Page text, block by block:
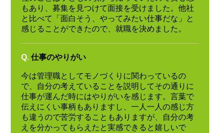
もあり、募集を見つけて面接を受けました。他社
と比べて「面白そう、やってみたい仕事だな」と
感じることができたので、就職を決めました。
Q. 仕事のやりがい
今は管理職としてモノづくりに関わっているの
で、自分の考えていることを説明してその通りに
仕事が運んだ時にはやりがいを感じます。言葉で
伝えにくい事柄もありますし、一人一人の感じ方
も違うので苦労することもありますが、自分の考
えを分かってもらえたと実感できると嬉しいで